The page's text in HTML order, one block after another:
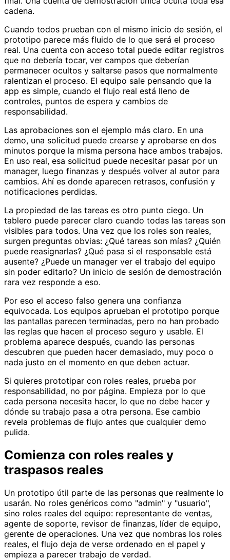
cadena.
Cuando todos prueban con el mismo inicio de sesión, el
prototipo parece más fluido de lo que será el proceso
real. Una cuenta con acceso total puede editar registros
que no debería tocar, ver campos que deberían
permanecer ocultos y saltarse pasos que normalmente
ralentizan el proceso. El equipo sale pensando que la
app es simple, cuando el flujo real está lleno de
controles, puntos de espera y cambios de
responsabilidad.
Las aprobaciones son el ejemplo más claro. En una
demo, una solicitud puede crearse y aprobarse en dos
minutos porque la misma persona hace ambos trabajos.
En uso real, esa solicitud puede necesitar pasar por un
manager, luego finanzas y después volver al autor para
cambios. Ahí es donde aparecen retrasos, confusión y
notificaciones perdidas.
La propiedad de las tareas es otro punto ciego. Un
tablero puede parecer claro cuando todas las tareas son
visibles para todos. Una vez que los roles son reales,
surgen preguntas obvias: ¿Qué tareas son mías? ¿Quién
puede reasignarlas? ¿Qué pasa si el responsable está
ausente? ¿Puede un manager ver el trabajo del equipo
sin poder editarlo? Un inicio de sesión de demostración
rara vez responde a eso.
Por eso el acceso falso genera una confianza
equivocada. Los equipos aprueban el prototipo porque
las pantallas parecen terminadas, pero no han probado
las reglas que hacen el proceso seguro y usable. El
problema aparece después, cuando las personas
descubren que pueden hacer demasiado, muy poco o
nada justo en el momento en que deben actuar.
Si quieres prototipar con roles reales, prueba por
responsabilidad, no por página. Empieza por lo que
cada persona necesita hacer, lo que no debe hacer y
dónde su trabajo pasa a otra persona. Ese cambio
revela problemas de flujo antes que cualquier demo
pulida.
Comienza con roles reales y
traspasos reales
Un prototipo útil parte de las personas que realmente lo
usarán. No roles genéricos como "admin" y "usuario",
sino roles reales del equipo: representante de ventas,
agente de soporte, revisor de finanzas, líder de equipo,
gerente de operaciones. Una vez que nombras los roles
reales, el flujo deja de verse ordenado en el papel y
empieza a parecer trabajo de verdad.